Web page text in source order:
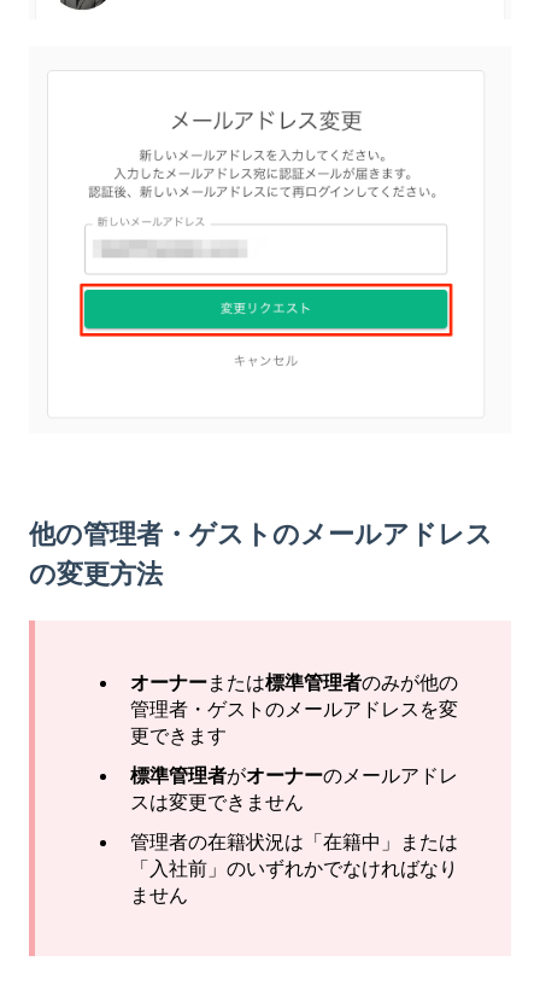
他の管理者・ゲストのメールアドレス
の変更方法
オーナーまたは標準管理者のみが他の
管理者・ゲストのメールアドレスを変
更できます
標準管理者がオーナーのメールアドレ
スは変更できません
管理者の在籍状況は「在籍中」または
「入社前」のいずれかでなければなり
ません